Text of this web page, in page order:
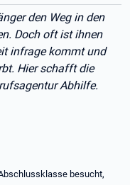
den Weg in den
Doch oft ist ihnen
infrage kommt und
Hier schafft die
Abhilfe.
besucht,